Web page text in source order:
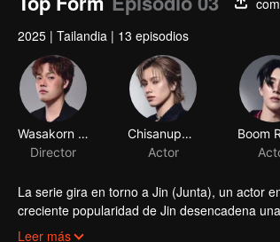
2025 | Tailandia | 13 episodios
Wasakorn Khumklaowiriya
Director
Chisanupong paungmanee
Actor
La serie gira en torno a Jin (Junta), un actor
creciente popularidad de Jin desencadena
joven.
Sus interacciones inicialmente involucran a
Leer más